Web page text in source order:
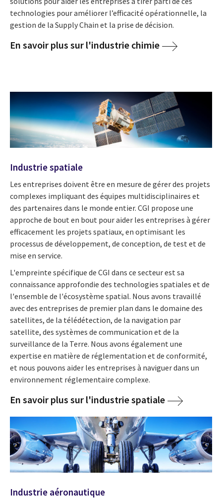
technologies pour améliorer l’efficacité opérationnelle, la
gestion de la Supply Chain et la prise de décision.
En savoir plus sur l'industrie chimie
Industrie spatiale
Les entreprises doivent être en mesure de gérer des projets
complexes impliquant des équipes multidisciplinaires et
des partenaires dans le monde entier. CGI propose une
approche de bout en bout pour aider les entreprises à gérer
efficacement les projets spatiaux, en optimisant les
processus de développement, de conception, de test et de
mise en service.
L'empreinte spécifique de CGI dans ce secteur est sa
connaissance approfondie des technologies spatiales et de
l'ensemble de l'écosystème spatial. Nous avons travaillé
avec des entreprises de premier plan dans le domaine des
satellites, de la télédétection, de la navigation par
satellite, des systèmes de communication et de la
surveillance de la Terre. Nous avons également une
expertise en matière de réglementation et de conformité,
et nous pouvons aider les entreprises à naviguer dans un
environnement réglementaire complexe.
En savoir plus sur l'industrie spatiale
Industrie aéronautique